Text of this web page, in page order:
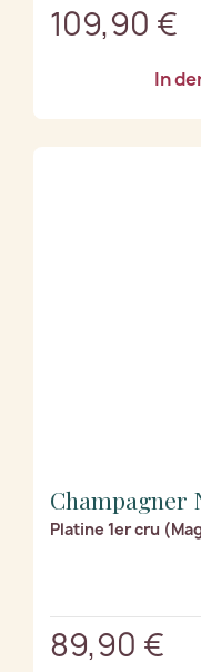
109,90 €
In
Champagner
Platine 1er cru
89,90 €